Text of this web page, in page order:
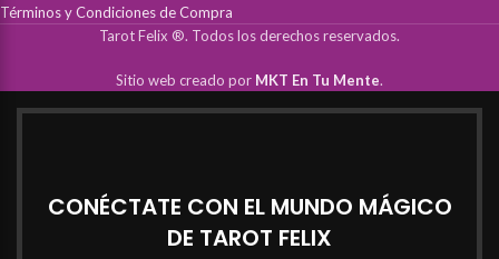
Términos y Condiciones de Compra
Tarot Felix ®. Todos los derechos reservados.
Sitio web creado por MKT En Tu Mente.
CONÉCTATE CON EL MUNDO MÁGICO
DE TAROT FELIX